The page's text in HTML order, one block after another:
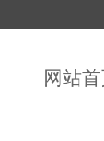
网站